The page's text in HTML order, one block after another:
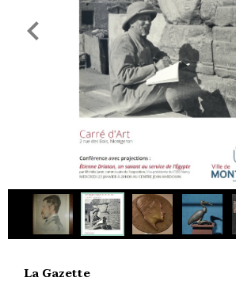
La Gazette